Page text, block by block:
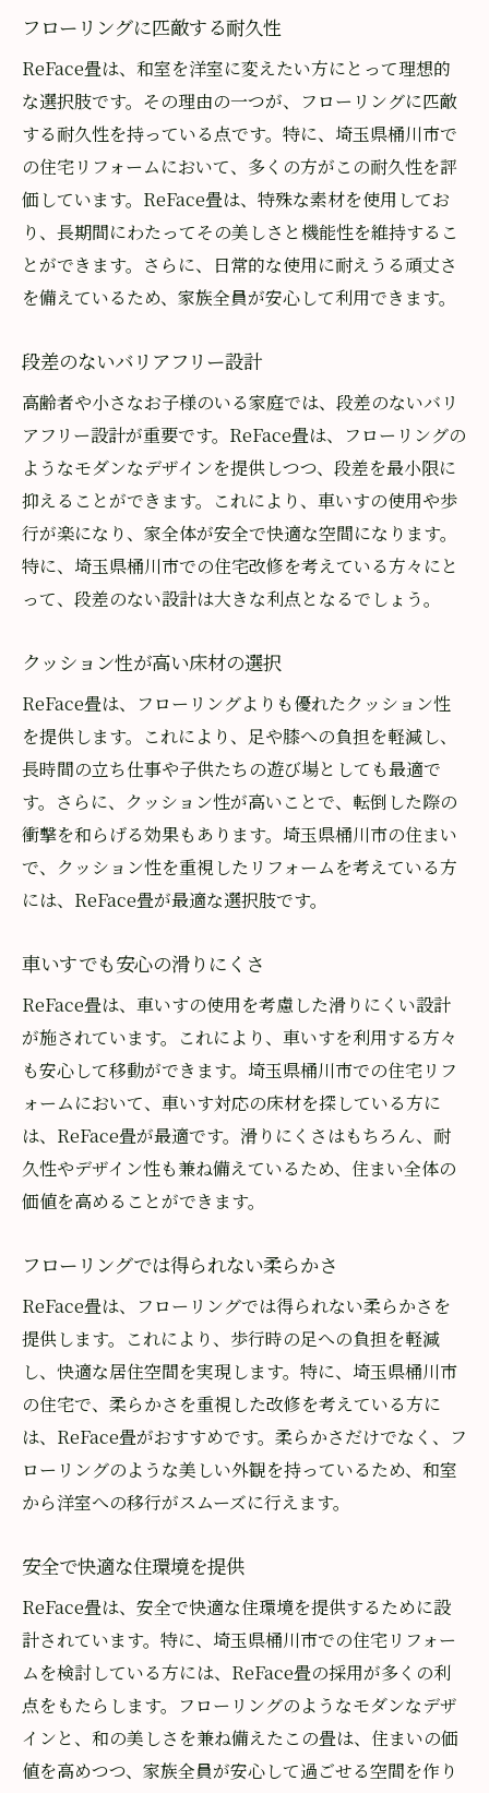
フローリングに匹敵する耐久性
ReFace畳は、和室を洋室に変えたい方にとって理想的
な選択肢です。その理由の一つが、フローリングに匹敵
する耐久性を持っている点です。特に、埼玉県桶川市で
の住宅リフォームにおいて、多くの方がこの耐久性を評
価しています。ReFace畳は、特殊な素材を使用してお
り、長期間にわたってその美しさと機能性を維持するこ
とができます。さらに、日常的な使用に耐えうる頑丈さ
を備えているため、家族全員が安心して利用できます。
段差のないバリアフリー設計
高齢者や小さなお子様のいる家庭では、段差のないバリ
アフリー設計が重要です。ReFace畳は、フローリングの
ようなモダンなデザインを提供しつつ、段差を最小限に
抑えることができます。これにより、車いすの使用や歩
行が楽になり、家全体が安全で快適な空間になります。
特に、埼玉県桶川市での住宅改修を考えている方々にと
って、段差のない設計は大きな利点となるでしょう。
クッション性が高い床材の選択
ReFace畳は、フローリングよりも優れたクッション性
を提供します。これにより、足や膝への負担を軽減し、
長時間の立ち仕事や子供たちの遊び場としても最適で
す。さらに、クッション性が高いことで、転倒した際の
衝撃を和らげる効果もあります。埼玉県桶川市の住まい
で、クッション性を重視したリフォームを考えている方
には、ReFace畳が最適な選択肢です。
車いすでも安心の滑りにくさ
ReFace畳は、車いすの使用を考慮した滑りにくい設計
が施されています。これにより、車いすを利用する方々
も安心して移動ができます。埼玉県桶川市での住宅リフ
ォームにおいて、車いす対応の床材を探している方に
は、ReFace畳が最適です。滑りにくさはもちろん、耐
久性やデザイン性も兼ね備えているため、住まい全体の
価値を高めることができます。
フローリングでは得られない柔らかさ
ReFace畳は、フローリングでは得られない柔らかさを
提供します。これにより、歩行時の足への負担を軽減
し、快適な居住空間を実現します。特に、埼玉県桶川市
の住宅で、柔らかさを重視した改修を考えている方に
は、ReFace畳がおすすめです。柔らかさだけでなく、フ
ローリングのような美しい外観を持っているため、和室
から洋室への移行がスムーズに行えます。
安全で快適な住環境を提供
ReFace畳は、安全で快適な住環境を提供するために設
計されています。特に、埼玉県桶川市での住宅リフォー
ムを検討している方には、ReFace畳の採用が多くの利
点をもたらします。フローリングのようなモダンなデザ
インと、和の美しさを兼ね備えたこの畳は、住まいの価
値を高めつつ、家族全員が安心して過ごせる空間を作り